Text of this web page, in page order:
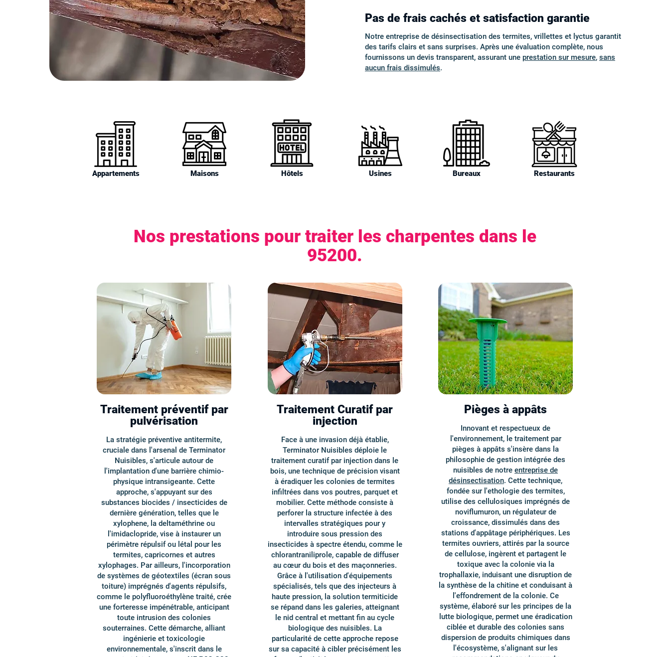
Pas de frais cachés et satisfaction garantie
Notre entreprise de désinsectisation des termites, vrillettes et lyctus garantit
des tarifs clairs et sans surprises. Après une évaluation complète, nous
fournissons un devis transparent, assurant une prestation sur mesure, sans
aucun frais dissimulés.
Appartements Maisons Hôtels Usines Bureaux Restaurants
Nos prestations pour traiter les charpentes dans le
95200.
Traitement préventif par
pulvérisation
La stratégie préventive antitermite,
cruciale dans l'arsenal de Terminator
Nuisibles, s'articule autour de
l'implantation d'une barrière chimio-
physique intransigeante. Cette
approche, s'appuyant sur des
substances biocides / insecticides de
dernière génération, telles que le
xylophene, la deltaméthrine ou
l'imidaclopride, vise à instaurer un
périmètre répulsif ou létal pour les
termites, capricornes et autres
xylophages. Par ailleurs, l'incorporation
de systèmes de géotextiles (écran sous
toiture) imprégnés d'agents répulsifs,
comme le polyfluoroéthylène traité, crée
une forteresse impénétrable, anticipant
toute intrusion des colonies
souterraines. Cette démarche, alliant
ingénierie et toxicologie
environnementale, s'inscrit dans le
Traitement Curatif par
injection
Face à une invasion déjà établie,
Terminator Nuisibles déploie le
traitement curatif par injection dans le
bois, une technique de précision visant
à éradiquer les colonies de termites
infiltrées dans vos poutres, parquet et
mobilier. Cette méthode consiste à
perforer la structure infectée à des
intervalles stratégiques pour y
introduire sous pression des
insecticides à spectre étendu, comme le
chlorantraniliprole, capable de diffuser
au cœur du bois et des maçonneries.
Grâce à l'utilisation d'équipements
spécialisés, tels que des injecteurs à
haute pression, la solution termiticide
se répand dans les galeries, atteignant
le nid central et mettant fin au cycle
biologique des nuisibles. La
particularité de cette approche repose
sur sa capacité à cibler précisément les
Pièges à appâts
Innovant et respectueux de
l'environnement, le traitement par
pièges à appâts s'insère dans la
philosophie de gestion intégrée des
nuisibles de notre entreprise de
désinsectisation. Cette technique,
fondée sur l'ethologie des termites,
utilise des cellulosiques imprégnés de
noviflumuron, un régulateur de
croissance, dissimulés dans des
stations d'appâtage périphériques. Les
termites ouvriers, attirés par la source
de cellulose, ingèrent et partagent le
toxique avec la colonie via la
trophallaxie, induisant une disruption de
la synthèse de la chitine et conduisant à
l'effondrement de la colonie. Ce
système, élaboré sur les principes de la
lutte biologique, permet une éradication
ciblée et durable des colonies sans
dispersion de produits chimiques dans
l'écosystème, s'alignant sur les